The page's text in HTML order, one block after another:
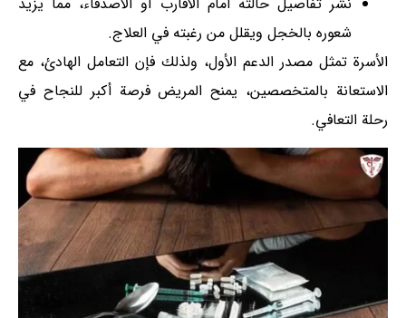
شعوره بالخجل ويقلل من رغبته في العلاج.
الأسرة تمثل مصدر الدعم الأول، ولذلك فإن التعامل الهادئ، مع
الاستعانة بالمتخصصين، يمنح المريض فرصة أكبر للنجاح في
رحلة التعافي.